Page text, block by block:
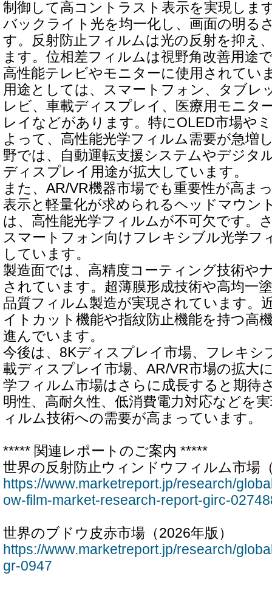
制御して高コントラスト表示を実現しま
バックライト光を均一化し、画面の明る
す。反射防止フィルムは光の反射を抑え
ます。位相差フィルムは視野角改善用途
高性能テレビやモニターに使用されてい
用途としては、スマートフォン、タブレ
レビ、車載ディスプレイ、医療用モニタ
レイなどがあります。特にOLED市場や
よって、高性能光学フィルム需要が急増
野では、自動運転支援システムやデジタ
ディスプレイ用途が拡大しています。
また、AR/VR機器市場でも重要性が高ま
表示と軽量化が求められるヘッドマウン
は、高性能光学フィルムが不可欠です。
スマートフォン向けフレキシブル光学フ
しています。
製造面では、高精度コーティング技術や
されています。超薄膜形成技術や高均一
品質フィルム製造が実現されています。
イトカット機能や指紋防止機能を持つ高
進んでいます。
今後は、8Kディスプレイ市場、フレキシ
載ディスプレイ市場、AR/VR市場の拡大
学フィルム市場はさらに成長すると期待
明性、高耐久性、低消費電力対応などを
ィルム技術への需要が高まっています。
***** 関連レポートのご案内 *****
世界の反射防止ウィンドウフィルム市場
https://www.marketreport.jp/research/
ow-film-market-research-report-girc-
世界のブドウ皮赤市場（2026年版）
https://www.marketreport.jp/research/
gr-0947